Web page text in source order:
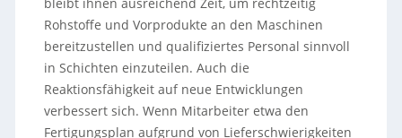
bleibt ihnen ausreichend Zeit, um rechtzeitig
Rohstoffe und Vorprodukte an den Maschinen
bereitzustellen und qualifiziertes Personal sinnvoll
in Schichten einzuteilen. Auch die
Reaktionsfähigkeit auf neue Entwicklungen
verbessert sich. Wenn Mitarbeiter etwa den
Fertigungsplan aufgrund von Lieferschwierigkeiten